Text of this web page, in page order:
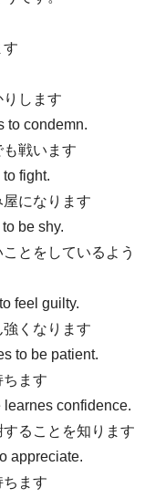
す
します
to condemn.
戦います
fight.
になります
be shy.
とをしているよう
feel guilty.
くなります
to be patient.
ます
learnes confidence.
ることを知ります
appreciate.
ます